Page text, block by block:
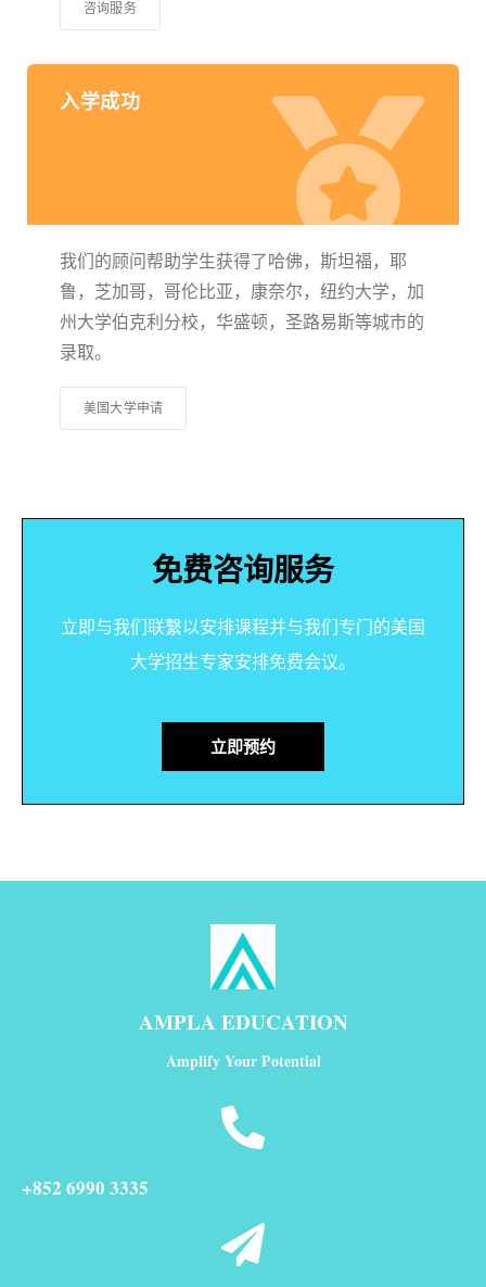
咨询服务
入学成功
我们的顾问帮助学生获得了哈佛，斯坦福，耶
鲁，芝加哥，哥伦比亚，康奈尔，纽约大学，加
州大学伯克利分校，华盛顿，圣路易斯等城市的
录取。
美国大学申请
免费咨询服务
立即与我们联繫以安排课程并与我们专门的美国
大学招生专家安排免费会议。
立即预约
AMPLA EDUCATION
Amplify Your Potential
+852 6990 3335